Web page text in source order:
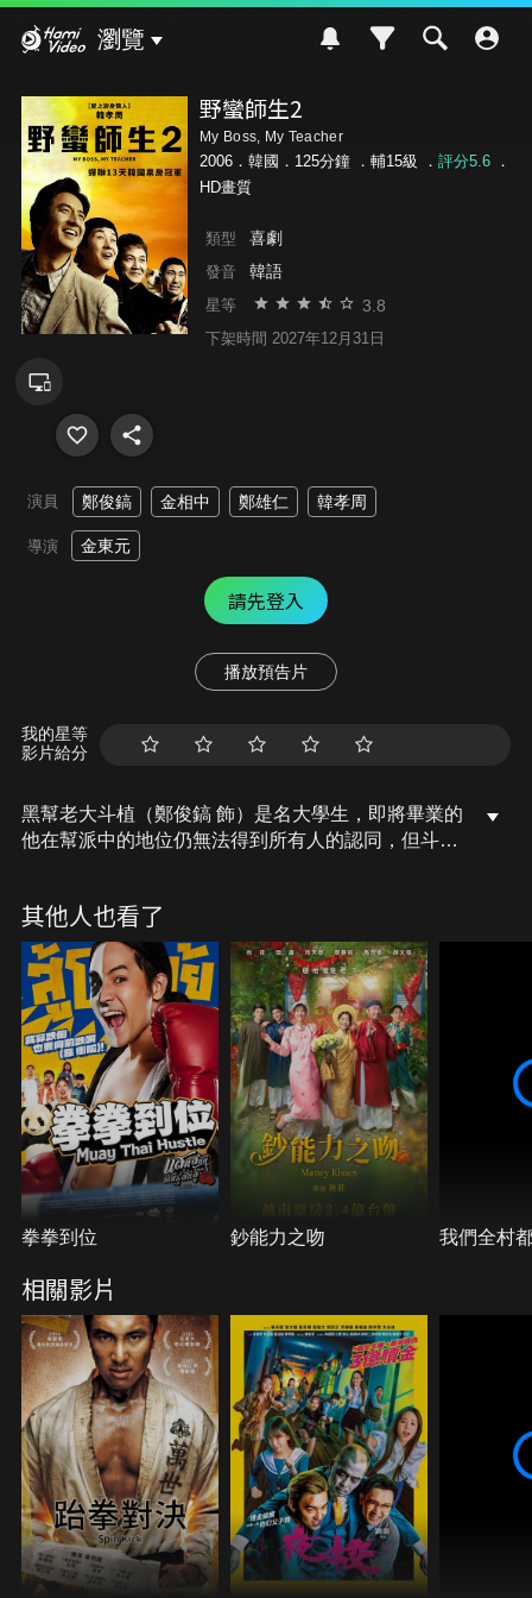
瀏覽
野蠻師生2
My Boss, My Teacher
2006．韓國．125分鐘 ． 輔15級 ． 評分5.6．
HD畫質
類型 喜劇
發音 韓語
星等 3.8
下架時間 2027年12月31日
演員 鄭俊鎬 金相中 鄭雄仁 韓孝周
導演 金東元
請先登入
播放預告片
我的星等
影片給分
黑幫老大斗植（鄭俊鎬 飾）是名大學生，即將畢業的
他在幫派中的地位仍無法得到所有人的認同，但斗植
活充滿意外，不僅班上的學生中有自己幫派中的成
員，這所學校在高層的操縱下，還充滿了不公及利益
勾結，斗植究竟能否平安無事地完成實習呢？
其他人也看了
拳拳到位 鈔能力之吻 我們全村
相關影片